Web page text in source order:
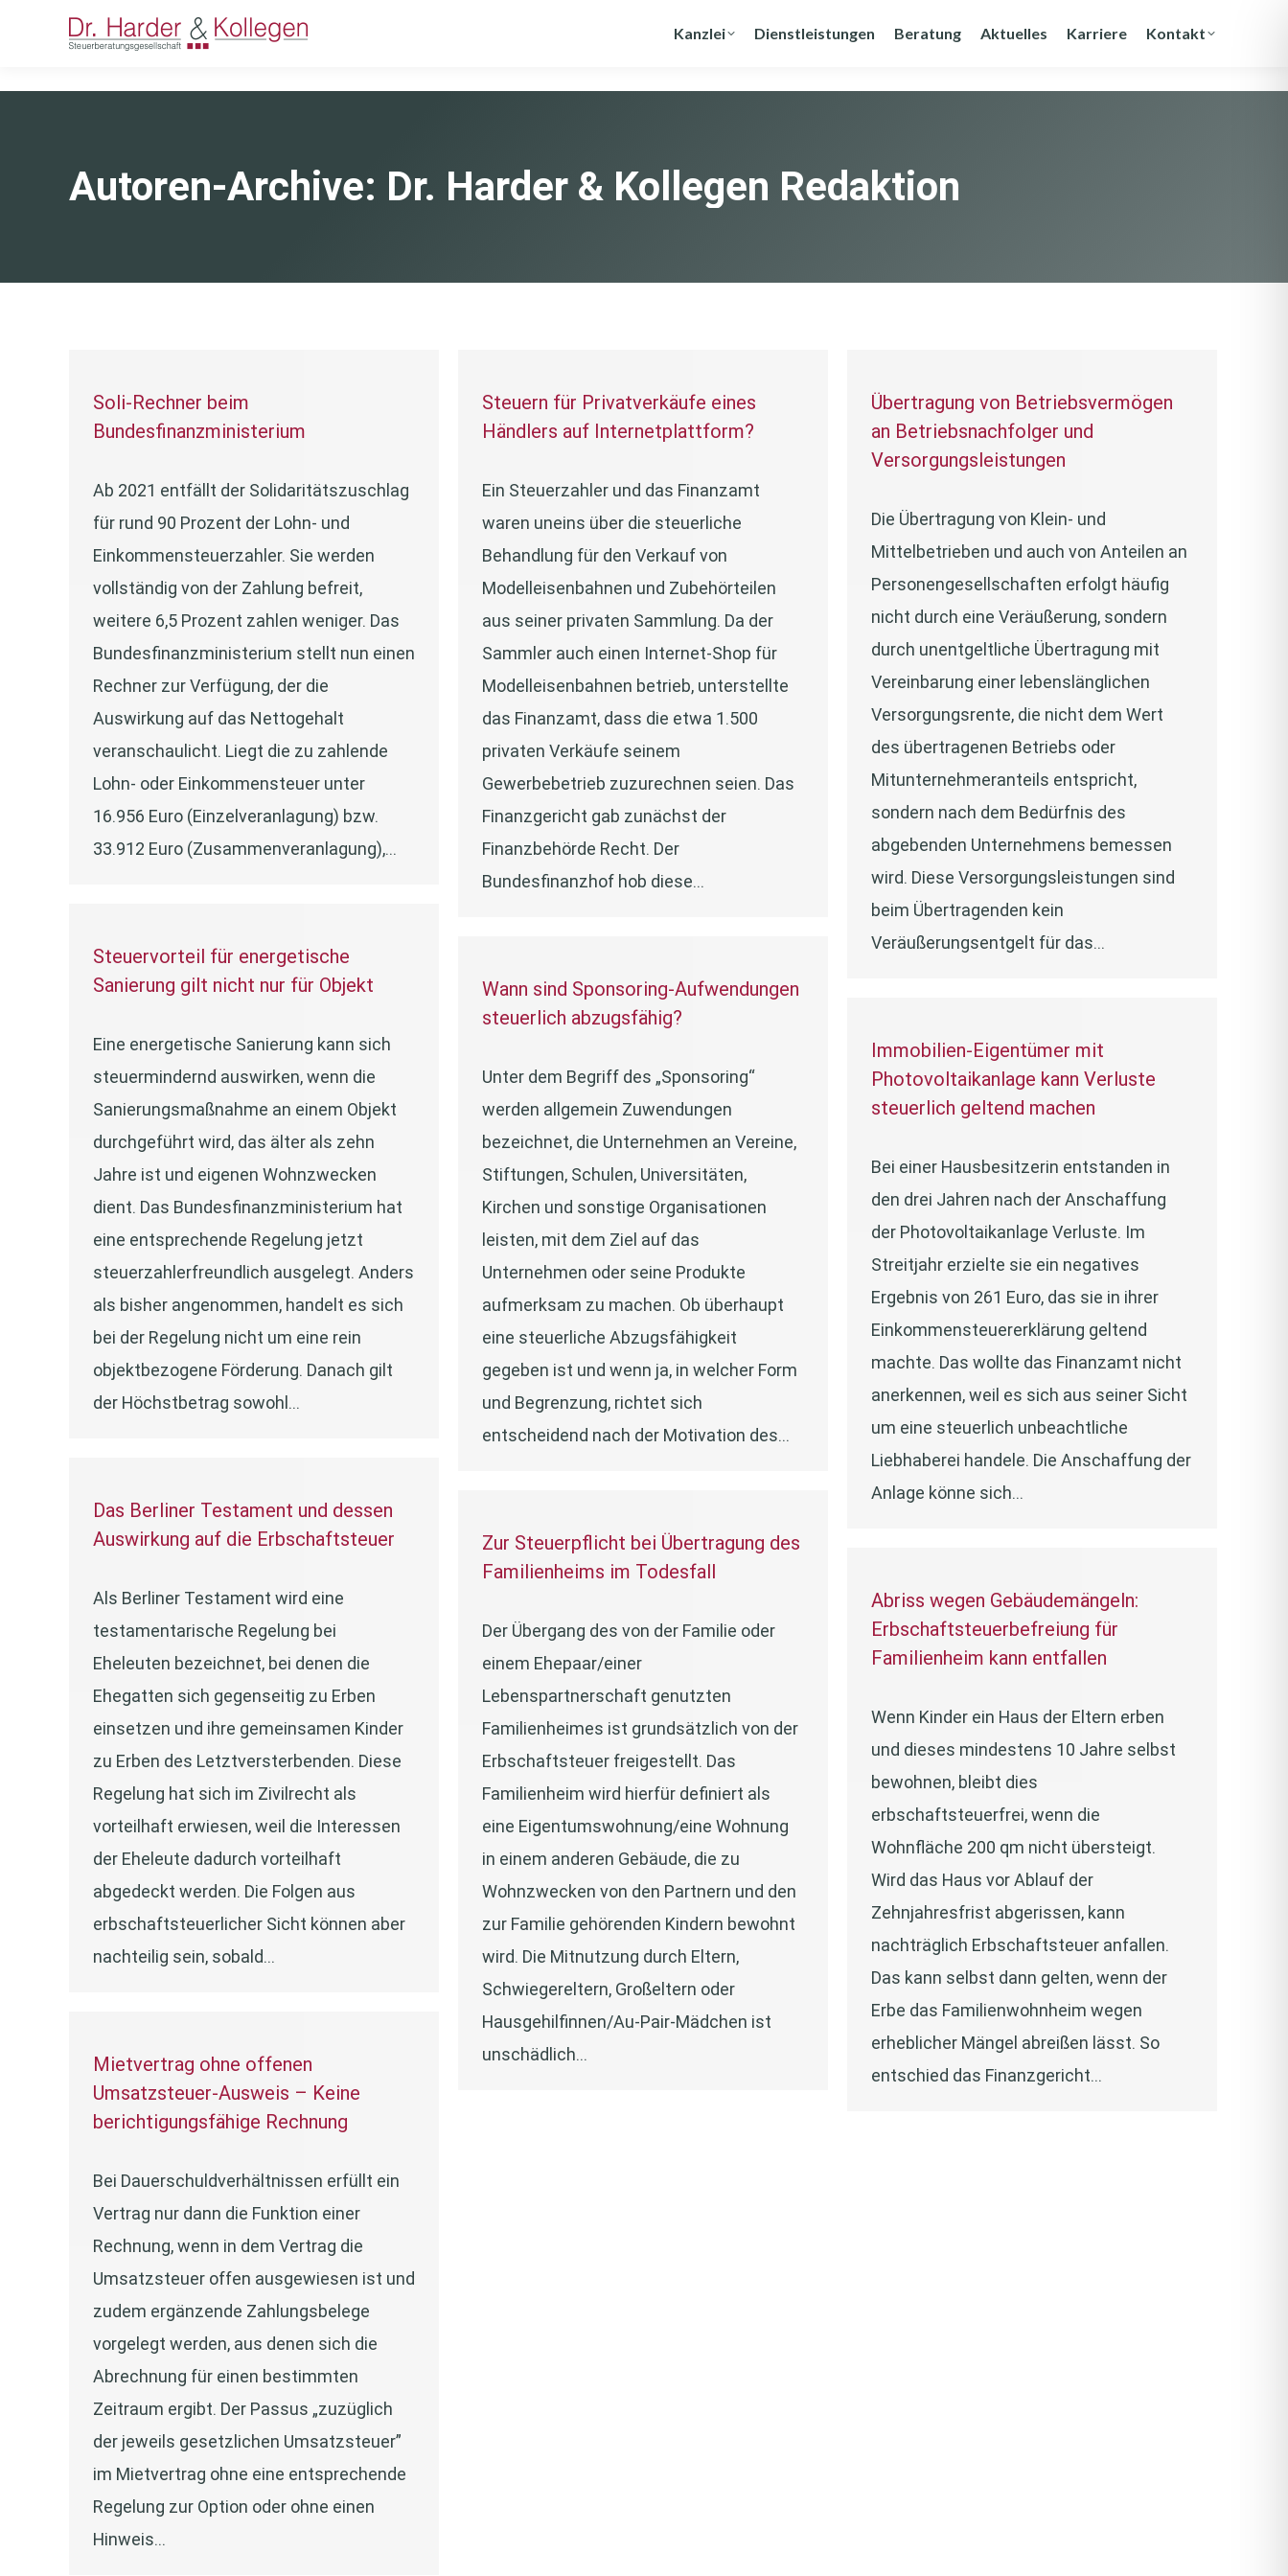
Kanzlei Dienstleistungen Beratung Aktuelles Karriere Kontakt
Autoren-Archive: Dr. Harder & Kollegen Redaktion
Soli-Rechner beim
Bundesfinanzministerium
Ab 2021 entfällt der Solidaritätszuschlag
für rund 90 Prozent der Lohn- und
Einkommensteuerzahler. Sie werden
vollständig von der Zahlung befreit,
weitere 6,5 Prozent zahlen weniger. Das
Bundesfinanzministerium stellt nun einen
Rechner zur Verfügung, der die
Auswirkung auf das Nettogehalt
veranschaulicht. Liegt die zu zahlende
Lohn- oder Einkommensteuer unter
16.956 Euro (Einzelveranlagung) bzw.
33.912 Euro (Zusammenveranlagung),…
Steuern für Privatverkäufe eines
Händlers auf Internetplattform?
Ein Steuerzahler und das Finanzamt
waren uneins über die steuerliche
Behandlung für den Verkauf von
Modelleisenbahnen und Zubehörteilen
aus seiner privaten Sammlung. Da der
Sammler auch einen Internet-Shop für
Modelleisenbahnen betrieb, unterstellte
das Finanzamt, dass die etwa 1.500
privaten Verkäufe seinem
Gewerbebetrieb zuzurechnen seien. Das
Finanzgericht gab zunächst der
Finanzbehörde Recht. Der
Bundesfinanzhof hob diese…
Übertragung von Betriebsvermögen
an Betriebsnachfolger und
Versorgungsleistungen
Die Übertragung von Klein- und
Mittelbetrieben und auch von Anteilen an
Personengesellschaften erfolgt häufig
nicht durch eine Veräußerung, sondern
durch unentgeltliche Übertragung mit
Vereinbarung einer lebenslänglichen
Versorgungsrente, die nicht dem Wert
des übertragenen Betriebs oder
Mitunternehmeranteils entspricht,
sondern nach dem Bedürfnis des
abgebenden Unternehmens bemessen
wird. Diese Versorgungsleistungen sind
beim Übertragenden kein
Veräußerungsentgelt für das…
Steuervorteil für energetische
Sanierung gilt nicht nur für Objekt
Eine energetische Sanierung kann sich
steuermindernd auswirken, wenn die
Sanierungsmaßnahme an einem Objekt
durchgeführt wird, das älter als zehn
Jahre ist und eigenen Wohnzwecken
dient. Das Bundesfinanzministerium hat
eine entsprechende Regelung jetzt
steuerzahlerfreundlich ausgelegt. Anders
als bisher angenommen, handelt es sich
bei der Regelung nicht um eine rein
objektbezogene Förderung. Danach gilt
der Höchstbetrag sowohl…
Wann sind Sponsoring-Aufwendungen
steuerlich abzugsfähig?
Unter dem Begriff des „Sponsoring“
werden allgemein Zuwendungen
bezeichnet, die Unternehmen an Vereine,
Stiftungen, Schulen, Universitäten,
Kirchen und sonstige Organisationen
leisten, mit dem Ziel auf das
Unternehmen oder seine Produkte
aufmerksam zu machen. Ob überhaupt
eine steuerliche Abzugsfähigkeit
gegeben ist und wenn ja, in welcher Form
und Begrenzung, richtet sich
entscheidend nach der Motivation des…
Immobilien-Eigentümer mit
Photovoltaikanlage kann Verluste
steuerlich geltend machen
Bei einer Hausbesitzerin entstanden in
den drei Jahren nach der Anschaffung
der Photovoltaikanlage Verluste. Im
Streitjahr erzielte sie ein negatives
Ergebnis von 261 Euro, das sie in ihrer
Einkommensteuererklärung geltend
machte. Das wollte das Finanzamt nicht
anerkennen, weil es sich aus seiner Sicht
um eine steuerlich unbeachtliche
Liebhaberei handele. Die Anschaffung der
Anlage könne sich…
Das Berliner Testament und dessen
Auswirkung auf die Erbschaftsteuer
Als Berliner Testament wird eine
testamentarische Regelung bei
Eheleuten bezeichnet, bei denen die
Ehegatten sich gegenseitig zu Erben
einsetzen und ihre gemeinsamen Kinder
zu Erben des Letztversterbenden. Diese
Regelung hat sich im Zivilrecht als
vorteilhaft erwiesen, weil die Interessen
der Eheleute dadurch vorteilhaft
abgedeckt werden. Die Folgen aus
erbschaftsteuerlicher Sicht können aber
nachteilig sein, sobald…
Zur Steuerpflicht bei Übertragung des
Familienheims im Todesfall
Der Übergang des von der Familie oder
einem Ehepaar/einer
Lebenspartnerschaft genutzten
Familienheimes ist grundsätzlich von der
Erbschaftsteuer freigestellt. Das
Familienheim wird hierfür definiert als
eine Eigentumswohnung/eine Wohnung
in einem anderen Gebäude, die zu
Wohnzwecken von den Partnern und den
zur Familie gehörenden Kindern bewohnt
wird. Die Mitnutzung durch Eltern,
Schwiegereltern, Großeltern oder
Hausgehilfinnen/Au-Pair-Mädchen ist
unschädlich…
Abriss wegen Gebäudemängeln:
Erbschaftsteuerbefreiung für
Familienheim kann entfallen
Wenn Kinder ein Haus der Eltern erben
und dieses mindestens 10 Jahre selbst
bewohnen, bleibt dies
erbschaftsteuerfrei, wenn die
Wohnfläche 200 qm nicht übersteigt.
Wird das Haus vor Ablauf der
Zehnjahresfrist abgerissen, kann
nachträglich Erbschaftsteuer anfallen.
Das kann selbst dann gelten, wenn der
Erbe das Familienwohnheim wegen
erheblicher Mängel abreißen lässt. So
entschied das Finanzgericht…
Mietvertrag ohne offenen
Umsatzsteuer-Ausweis – Keine
berichtigungsfähige Rechnung
Bei Dauerschuldverhältnissen erfüllt ein
Vertrag nur dann die Funktion einer
Rechnung, wenn in dem Vertrag die
Umsatzsteuer offen ausgewiesen ist und
zudem ergänzende Zahlungsbelege
vorgelegt werden, aus denen sich die
Abrechnung für einen bestimmten
Zeitraum ergibt. Der Passus „zuzüglich
der jeweils gesetzlichen Umsatzsteuer”
im Mietvertrag ohne eine entsprechende
Regelung zur Option oder ohne einen
Hinweis…